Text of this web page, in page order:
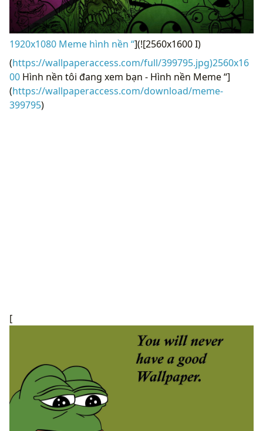
1920x1080 Meme hình nền “](![2560x1600 I)
(https://wallpaperaccess.com/full/399795.jpg)2560x16
00 Hình nền tôi đang xem bạn - Hình nền Meme “]
(https://wallpaperaccess.com/download/meme-
399795)
[